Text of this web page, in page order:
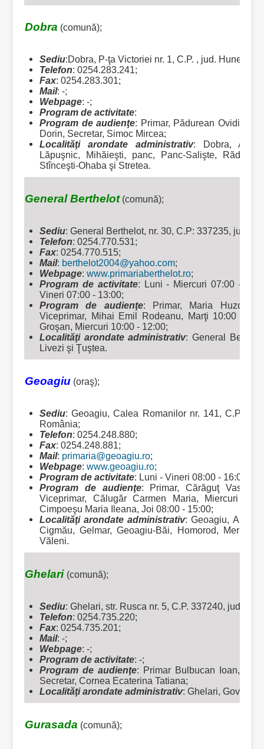
Dobra (comună);
Sediu:Dobra, P-ţa Victoriei nr. 1, C.P. , jud.
Telefon: 0254.283.241;
Fax: 0254.283.301;
Mail: -;
Webpage: -;
Program de activitate:
Program de audienţe: Primar, Pădurean Ovidiu
Dorin, Secretar, Simoc Mircea;
Localităţi arondate administrativ:
Dobra,
Lăpuşnic, Mihăieşti, panc, Panc-Salişte,
Stînceşti-Ohaba şi Stretea.
General Berthelot(comună);
Sediu: General Berthelot, nr. 30, C.P: 337235, jud.
Telefon: 0254.770.531;
Fax: 0254.770.515;
Mail: berthelot2004@yahoo.com;
Webpage: www.primariaberthelot.ro;
Program de activitate: Luni - Miercuri 07:00 -
Vineri 07:00 - 13:00;
Program de audienţe: Primar, Maria Huzoni,
Viceprimar, Mihai Emil Rodeanu, Marţi 10:00 -
Groşan, Miercuri 10:00 - 12:00;
Localităţi arondate administrativ:General
Livezi şi Ţuştea.
Geoagiu (oraş);
Sediu: Geoagiu, Calea Romanilor nr. 141, C.P.
România;
Telefon: 0254.248.880;
Fax: 0254.248.881;
Mail: primaria@geoagiu.ro;
Webpage: www.geoagiu.ro;
Program de activitate: Luni - Vineri 08:00 - 16:00;
Program de audienţe: Primar, Cărăguţ Vasile,
Viceprimar, Călugăr Carmen Maria, Miercuri
Cimpoeşu Maria Ileana, Joi 08:00 - 15:00;
Localităţi arondate administrativ:Geoagiu, Aurel
Cigmău, Gelmar, Geoagiu-Băi, Homorod,
Văleni.
Ghelari (comună);
Sediu: Ghelari, str. Rusca nr. 5, C.P. 337240, jud.
Telefon: 0254.735.220;
Fax: 0254.735.201;
Mail: -;
Webpage: -;
Program de activitate: -;
Program de audienţe: Primar Bulbucan Ioan,
Secretar, Cornea Ecaterina Tatiana;
Localităţi arondate administrativ: Ghelari,
Gurasada (comună);